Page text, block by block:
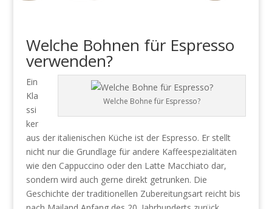
Welche Bohnen für Espresso
verwenden?
Welche Bohne für Espresso?
Ein
Kla
ssi
ker
aus der italienischen Küche ist der Espresso. Er stellt
nicht nur die Grundlage für andere Kaffeespezialitäten
wie den Cappuccino oder den Latte Macchiato dar,
sondern wird auch gerne direkt getrunken. Die
Geschichte der traditionellen Zubereitungsart reicht bis